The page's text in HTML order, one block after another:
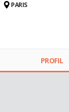
PARIS
PROFIL